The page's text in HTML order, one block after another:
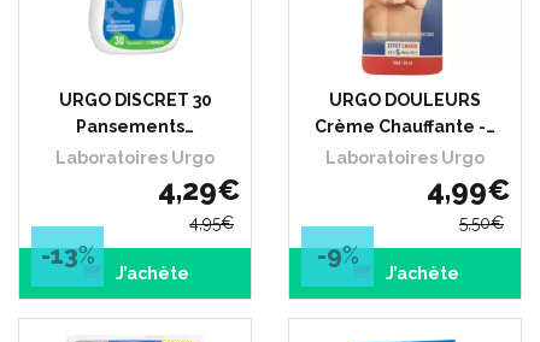
URGO DISCRET 30
Pansements…
Laboratoires Urgo
4,29€
4,95€
-13%
J’achète
URGO DOULEURS
Crème Chauffante -…
Laboratoires Urgo
4,99€
5,50€
-9%
J’achète